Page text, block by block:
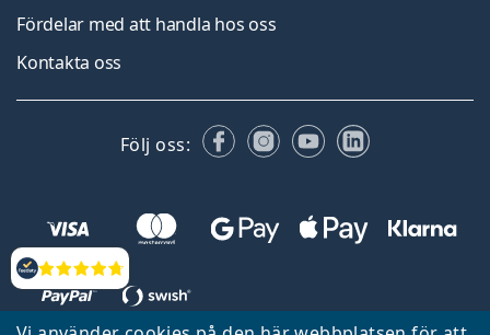
Recensioner
Fördelar med att handla hos oss
Kontakta oss
Följ oss: FacebookInstagram
YouTubeLinkedIn